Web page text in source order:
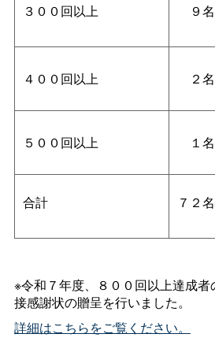
３００回以上 ９名
４００回以上 ２名
５００回以上 １名
合計 ７２名
※令和７年度、８００回以上達成
接感謝状の贈呈を行いました。
詳細はこちらをご覧ください。